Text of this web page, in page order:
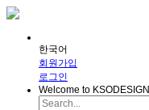
한국어
회원가입
로그인
Welcome to KSODESIGN